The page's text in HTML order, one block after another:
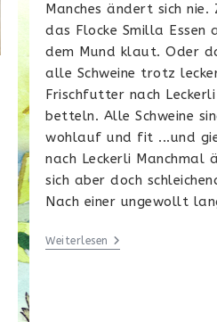
Manches ändert sich nie.
das Flocke Smilla Essen
dem Mund klaut. Oder
alle Schweine trotz
Frischfutter nach Leckerli
betteln. Alle Schweine
wohlauf und fit ...und
nach Leckerli Manchmal
sich aber doch
Nach einer ungewollt
Weiterlesen <<
...